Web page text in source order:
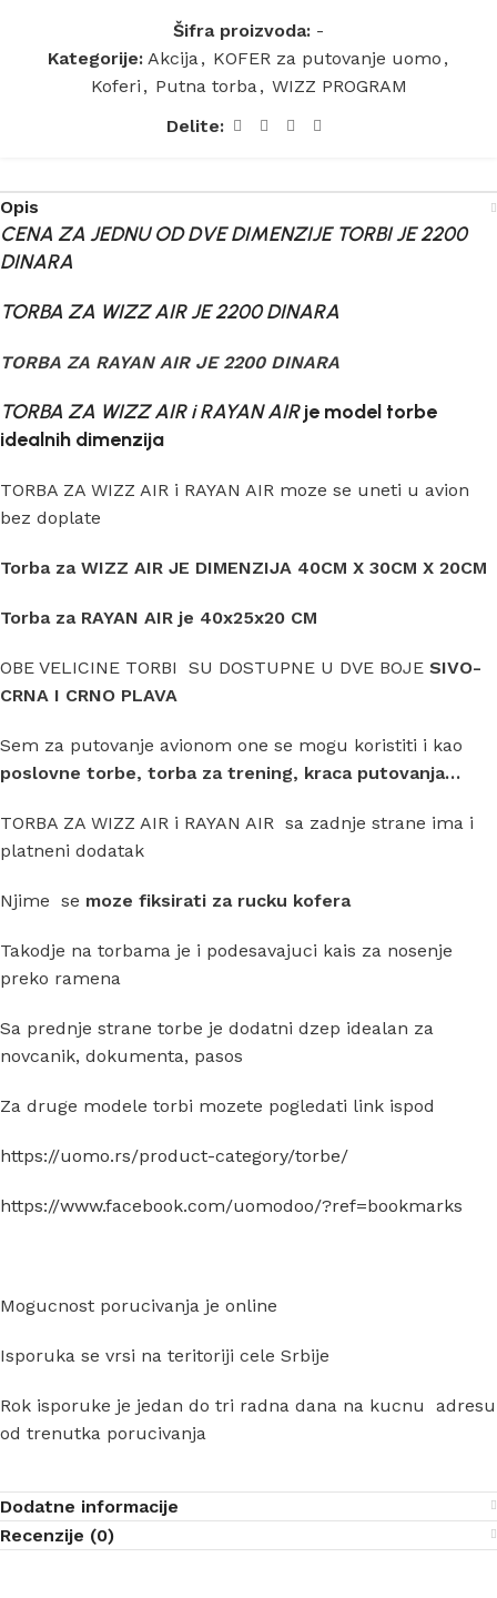
Šifra proizvoda: -
Kategorije: Akcija , KOFER za putovanje uomo ,
Koferi , Putna torba , WIZZ PROGRAM
Delite:
Opis
CENA ZA JEDNU OD DVE DIMENZIJE TORBI JE 2200
DINARA
TORBA ZA WIZZ AIR JE 2200 DINARA
TORBA ZA RAYAN AIR JE 2200 DINARA
TORBA ZA WIZZ AIR i RAYAN AIRje model torbe
idealnih dimenzija
TORBA ZA WIZZ AIR i RAYAN AIR moze se uneti u avion
bez doplate
Torba za WIZZ AIR JE DIMENZIJA 40CM X 30CM X 20CM
Torba za RAYAN AIR je 40x25x20 CM
OBE VELICINE TORBI SU DOSTUPNE U DVE BOJE SIVO-
CRNA I CRNO PLAVA
Sem za putovanje avionom one se mogu koristiti i kao
poslovne torbe, torba za trening, kraca putovanja…
TORBA ZA WIZZ AIR i RAYAN AIR sa zadnje strane ima i
platneni dodatak
Njime se moze fiksirati za rucku kofera
Takodje na torbama je i podesavajuci kais za nosenje
preko ramena
Sa prednje strane torbe je dodatni dzep idealan za
novcanik, dokumenta, pasos
Za druge modele torbi mozete pogledati link ispod
https://uomo.rs/product-category/torbe/
https://www.facebook.com/uomodoo/?ref=bookmarks
Mogucnost porucivanja je online
Isporuka se vrsi na teritoriji cele Srbije
Rok isporuke je jedan do tri radna dana na kucnu adresu
od trenutka porucivanja
Dodatne informacije
Recenzije (0)